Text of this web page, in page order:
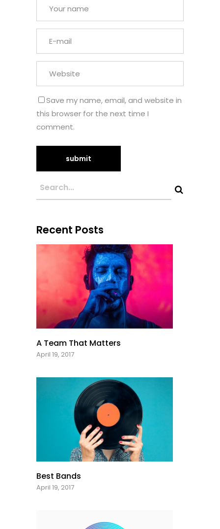
Save my name, email, and website in
this browser for the next time I
comment.
Recent Posts
A Team That Matters
April 19, 2017
Best Bands
April 19, 2017